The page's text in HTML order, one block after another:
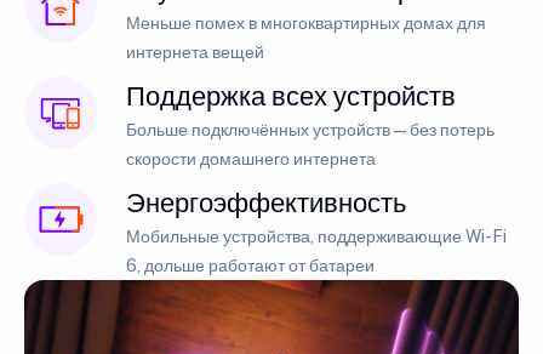
Меньше помех в многоквартирных домах для
интернета вещей
Поддержка всех устройств
Больше подключённых устройств — без потерь
скорости домашнего интернета
Энергоэффективность
Мобильные устройства, поддерживающие Wi-Fi
6, дольше работают от батареи